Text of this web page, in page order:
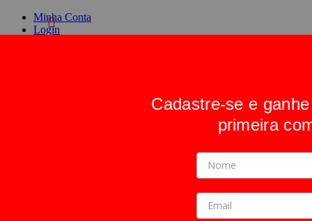
Minha Conta
Login
Cadastre-se e
primeira